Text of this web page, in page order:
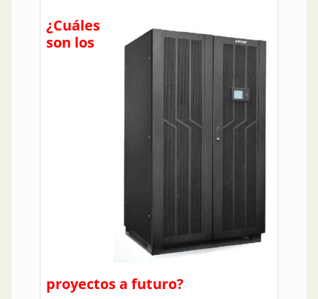
¿Cuáles
son los
proyectos a futuro?